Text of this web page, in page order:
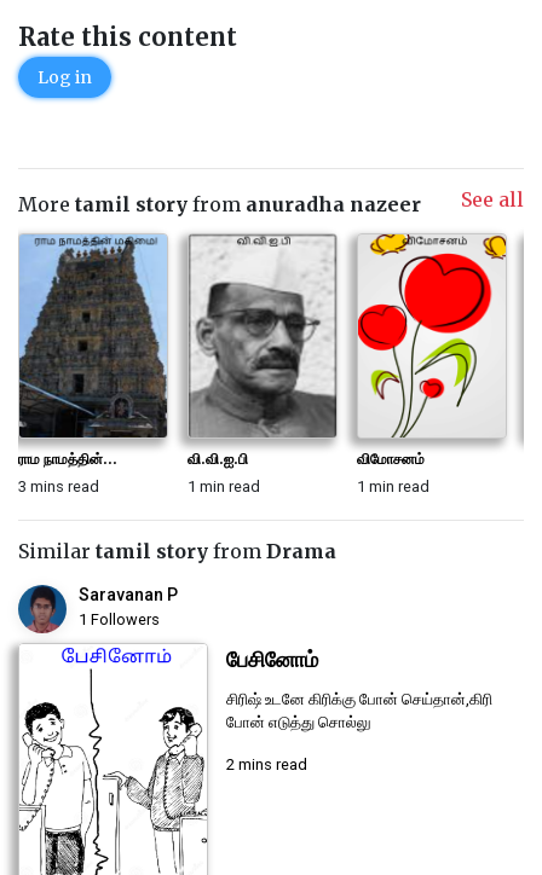
Rate this content
Log in
More tamil story from anuradha nazeer See all
ராம நாமத்தின்...
3 mins read
வி.வி.ஐ.பி
1 min read
விமோசனம்
1 min read
Similar tamil story from Drama
Saravanan P
1 Followers
பேசினோம்
சிரிஷ் உடனே கிரிக்கு போன் செய்தான்,கிரி
போன் எடுத்து சொல்லு
2 mins read